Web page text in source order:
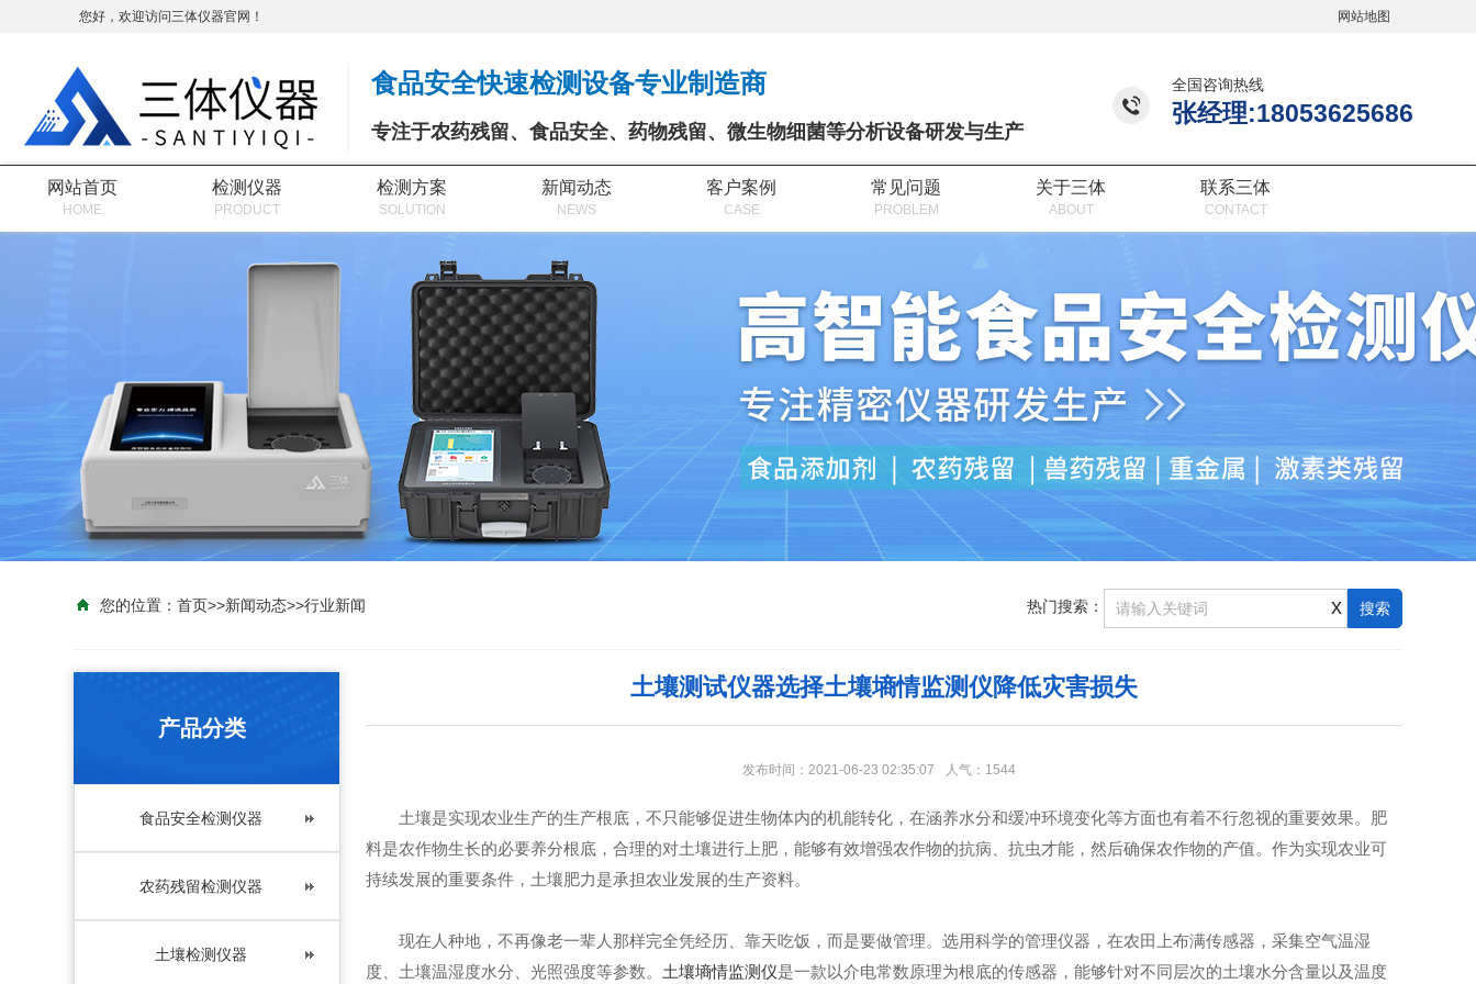
您好，欢迎访问三体仪器官网！ 网站地图
食品安全快速检测设备专业制造商
专注于农药残留、食品安全、药物残留、微生物细菌等分析设备研发与生产
全国咨询热线
张经理:18053625686
网站首页
HOME
检测仪器
PRODUCT
检测方案
SOLUTION
新闻动态
NEWS
客户案例
CASE
常见问题
PROBLEM
关于三体
ABOUT
联系三体
CONTACT
您的位置：首页>>新闻动态>>行业新闻 热门搜索： x
产品分类
食品安全检测仪器
农药残留检测仪器
土壤检测仪器
土壤测试仪器选择土壤墒情监测仪降低灾害损失
发布时间：2021-06-23 02:35:07 人气： 1544
土壤是实现农业生产的生产根底，不只能够促进生物体内的机能转化，在涵养水分和缓冲环境变化等方面也有着不行忽视的重要效果。肥
料是农作物生长的必要养分根底，合理的对土壤进行上肥，能够有效增强农作物的抗病、抗虫才能，然后确保农作物的产值。作为实现农业可
持续发展的重要条件，土壤肥力是承担农业发展的生产资料。
现在人种地，不再像老一辈人那样完全凭经历、靠天吃饭，而是要做管理。选用科学的管理仪器，在农田上布满传感器，采集空气温湿
度、土壤温湿度水分、光照强度等参数。 土壤墒情监测仪是一款以介电常数原理为根底的传感器，能够针对不同层次的土壤水分含量以及温度